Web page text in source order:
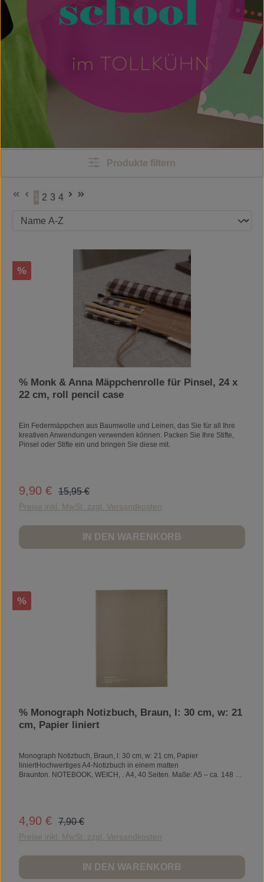
Produkte filtern
Seite
1
Seite
2
Seite
3
Seite
4
Rabatt
%
% Monk & Anna Mäppchenrolle für Pinsel, 24 x
22 cm, roll pencil case
Ein Federmäppchen aus Baumwolle und Leinen, das Sie für all Ihre
kreativen Anwendungen verwenden können. Packen Sie Ihre Stifte,
Pinsel oder Stifte ein und bringen Sie diese mit.
Verkaufspreis:
9,90 € Regulärer Preis:
15,95 €
Preise inkl. MwSt. zzgl. Versandkosten
IN DEN WARENKORB
Rabatt
%
% Monograph Notizbuch, Braun, l: 30 cm, w: 21
cm, Papier liniert
Monograph Notizbuch, Braun, l: 30 cm, w: 21 cm, Papier
liniertHochwertiges A4-Notizbuch in einem matten
Braunton. NOTEBOOK, WEICH, . A4, 40 Seiten. Maße: A5 – ca. 148 x
Verkaufspreis:
4,90 € Regulärer Preis:
7,90 €
Preise inkl. MwSt. zzgl. Versandkosten
IN DEN WARENKORB